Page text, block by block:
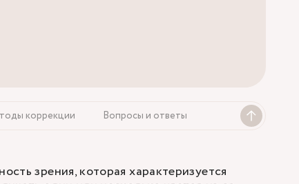
коррекции Вопросы и ответы
зрения, которая характеризуется